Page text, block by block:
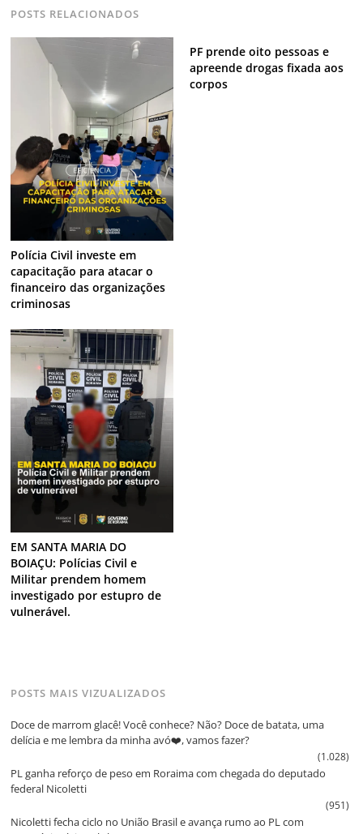
POSTS RELACIONADOS
Polícia Civil investe em
capacitação para atacar o
financeiro das organizações
criminosas
PF prende oito pessoas e
apreende drogas fixada aos
corpos
EM SANTA MARIA DO
BOIAÇU: Polícias Civil e
Militar prendem homem
investigado por estupro de
vulnerável.
POSTS MAIS VIZUALIZADOS
Doce de marrom glacê! Você conhece? Não? Doce de batata, uma
delícia e me lembra da minha avó❤️, vamos fazer?
(1.028)
PL ganha reforço de peso em Roraima com chegada do deputado
federal Nicoletti
(951)
Nicoletti fecha ciclo no União Brasil e avança rumo ao PL com